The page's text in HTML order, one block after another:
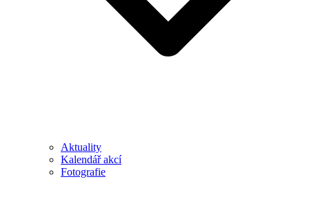
Aktuality
Kalendář akcí
Fotografie